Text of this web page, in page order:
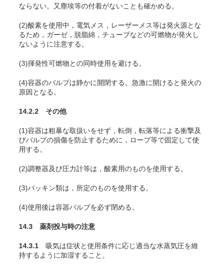
ならない。又塵埃等の付着がないことも確かめる。
(2)酸素を使用中，電気メス，レーザーメス等は発火源とな
るため，ガーゼ，脱脂綿，チューブなどの可燃物が発火し
ないように注意する 。
(3)揮発性可燃物との同時使用を避ける。
(4)容器のバルブは静かに開閉する。急激に開けると発火の
原因となる。
14.2.2 その他
(1)容器は粗暴な取扱いをせず，転倒，転落等による衝撃及
びバルブの損傷を防止するために，ロープ等で固定して使
用する。
(2)調整器及び圧力計等は，酸素用のものを使用する。
(3)パッキン類は，所定のものを使用する。
(4)使用後は容器バルブを必ず閉める。
14.3 薬剤投与時の注意
14.3.1 吸気は症状と使用条件に応じ適当な水蒸気圧を維
持するように加湿すること 。